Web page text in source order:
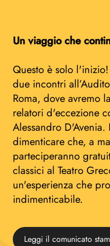
Un viaggio che
Questo è solo
due incontri
Roma, dove avremo
relatori d'eccezione
Alessandro
dimenticare che, a
parteciperanno
classici al Teatro
un'esperienza che
indimenticabile.
Leggi il comunicato